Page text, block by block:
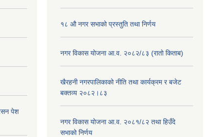
पेश
१८ औ नगर सभाको प्रस्तुति तथा निर्णय
नगर विकास योजना आ.व. २०८२/८३ (रातो किताब)
खैरहनी नगरपालिकाको नीति तथा कार्यक्रम र बजेट
बक्तव्य २०८२।८३
नगर विकास योजना आ.व. २०८१/८२ तथा हिउँदे
सभाको निर्णय